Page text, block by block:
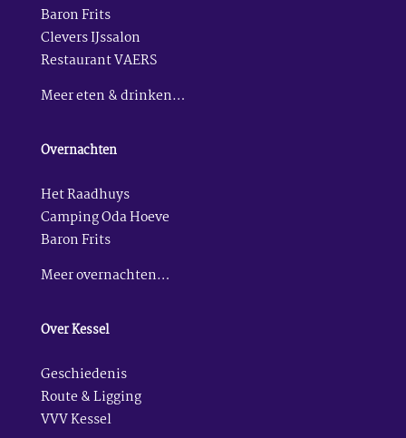
Baron Frits
Clevers IJssalon
Restaurant VAERS
Meer eten & drinken…
Overnachten
Het Raadhuys
Camping Oda Hoeve
Baron Frits
Meer overnachten…
Over Kessel
Geschiedenis
Route & Ligging
VVV Kessel